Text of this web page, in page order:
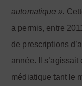
automatique».
a permis, entre
de prescriptions
année. Il s’agissait
médiatique tant le